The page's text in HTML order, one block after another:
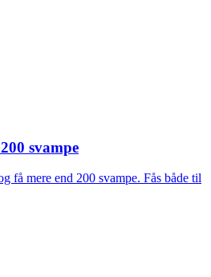
svampe
få mere end 200 svampe. Fås både til